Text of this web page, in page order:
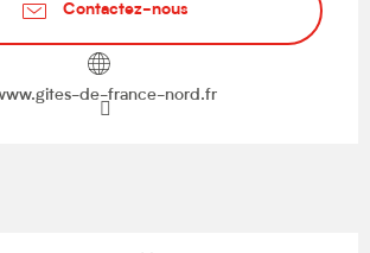
Contactez-nous
de-france-nord.fr